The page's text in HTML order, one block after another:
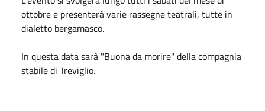
ottobre e presenterà varie rassegne teatrali, tutte in
dialetto bergamasco.
In questa data sarà "Buona da morire" della compagnia
stabile di Treviglio.